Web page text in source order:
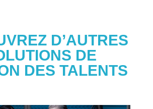
D’AUTRES
DE
DES TALENTS